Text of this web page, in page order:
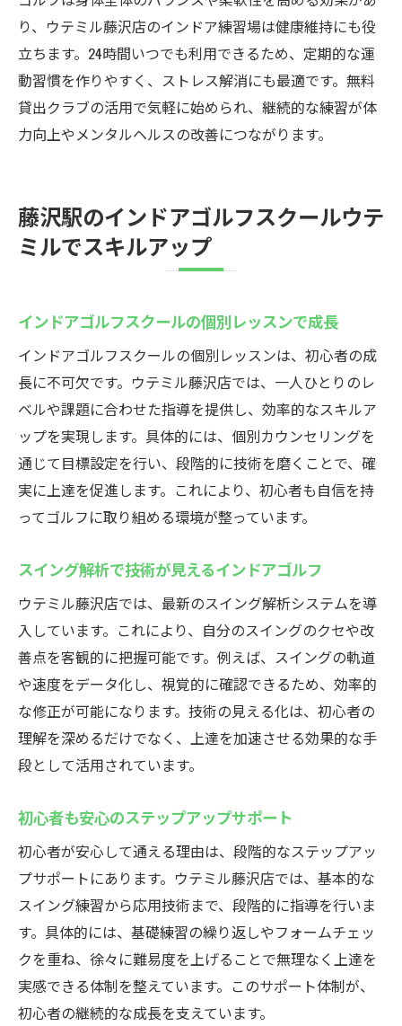
り、ウテミル藤沢店のインドア練習場は健康維持にも役
立ちます。24時間いつでも利用できるため、定期的な運
動習慣を作りやすく、ストレス解消にも最適です。無料
貸出クラブの活用で気軽に始められ、継続的な練習が体
力向上やメンタルヘルスの改善につながります。
藤沢駅のインドアゴルフスクールウテ
ミルでスキルアップ
インドアゴルフスクールの個別レッスンで成長
インドアゴルフスクールの個別レッスンは、初心者の成
長に不可欠です。ウテミル藤沢店では、一人ひとりのレ
ベルや課題に合わせた指導を提供し、効率的なスキルア
ップを実現します。具体的には、個別カウンセリングを
通じて目標設定を行い、段階的に技術を磨くことで、確
実に上達を促進します。これにより、初心者も自信を持
ってゴルフに取り組める環境が整っています。
スイング解析で技術が見えるインドアゴルフ
ウテミル藤沢店では、最新のスイング解析システムを導
入しています。これにより、自分のスイングのクセや改
善点を客観的に把握可能です。例えば、スイングの軌道
や速度をデータ化し、視覚的に確認できるため、効率的
な修正が可能になります。技術の見える化は、初心者の
理解を深めるだけでなく、上達を加速させる効果的な手
段として活用されています。
初心者も安心のステップアップサポート
初心者が安心して通える理由は、段階的なステップアッ
プサポートにあります。ウテミル藤沢店では、基本的な
スイング練習から応用技術まで、段階的に指導を行いま
す。具体的には、基礎練習の繰り返しやフォームチェッ
クを重ね、徐々に難易度を上げることで無理なく上達を
実感できる体制を整えています。このサポート体制が、
初心者の継続的な成長を支えています。